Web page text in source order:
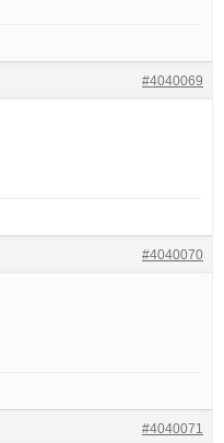
#4040069
#4040070
#4040071